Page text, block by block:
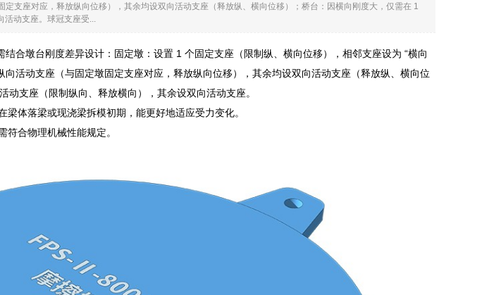
支座对应，释放纵向位移），其余均设双向活动支座（释放纵、横向位移）；桥台：因横向刚度大，仅需在 1
活动支座。球冠支座受...
合墩台刚度差异设计：固定墩：设置 1 个固定支座（限制纵、横向位移），相邻支座设为 “横向
活动支座（与固定墩固定支座对应，释放纵向位移），其余均设双向活动支座（释放纵、横向位
支座（限制纵向、释放横向），其余设双向活动支座。
体落梁或现浇梁拆模初期，能更好地适应受力变化。
合物理机械性能规定。